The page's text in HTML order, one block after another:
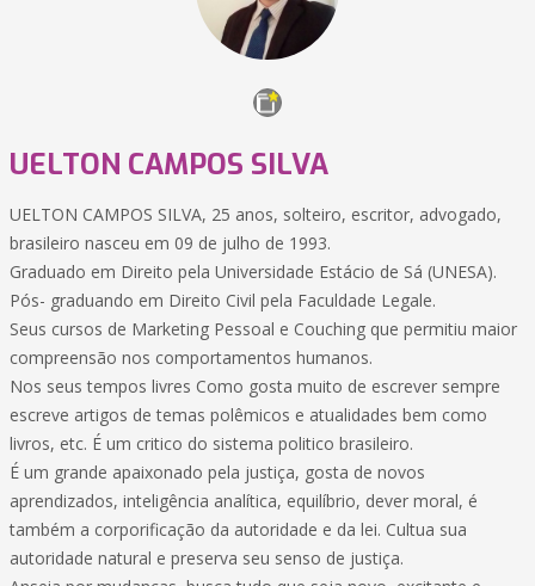
UELTON CAMPOS SILVA
UELTON CAMPOS SILVA, 25 anos, solteiro, escritor, advogado,
brasileiro nasceu em 09 de julho de 1993.
Graduado em Direito pela Universidade Estácio de Sá (UNESA).
Pós- graduando em Direito Civil pela Faculdade Legale.
Seus cursos de Marketing Pessoal e Couching que permitiu maior
compreensão nos comportamentos humanos.
Nos seus tempos livres Como gosta muito de escrever sempre
escreve artigos de temas polêmicos e atualidades bem como
livros, etc. É um critico do sistema politico brasileiro.
É um grande apaixonado pela justiça, gosta de novos
aprendizados, inteligência analítica, equilíbrio, dever moral, é
também a corporificação da autoridade e da lei. Cultua sua
autoridade natural e preserva seu senso de justiça.